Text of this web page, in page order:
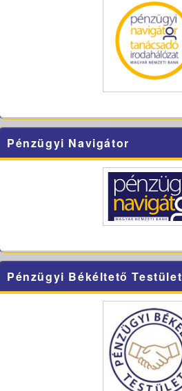
Pénzügyi Navigátor
Pénzügyi Békéltető Testület